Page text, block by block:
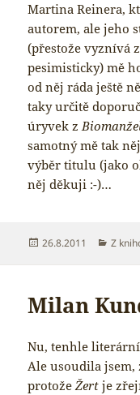
Martina Reinera,
autorem, ale jeho
(přestože vyznívá
pesimisticky) mě
od něj ráda ještě
taky určitě
úryvek z
samotný mě tak
výběr titulu (jako
něj děkuji :-)…
Publikováno:
26.8.2011 Z
Milan
Nu, tenhle
Ale usoudila
protožeŽertje